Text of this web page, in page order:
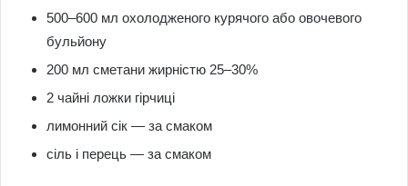
500–600 мл охолодженого курячого або овочевого
бульйону
200 мл сметани жирністю 25–30%
2 чайні ложки гірчиці
лимонний сік — за смаком
сіль і перець — за смаком